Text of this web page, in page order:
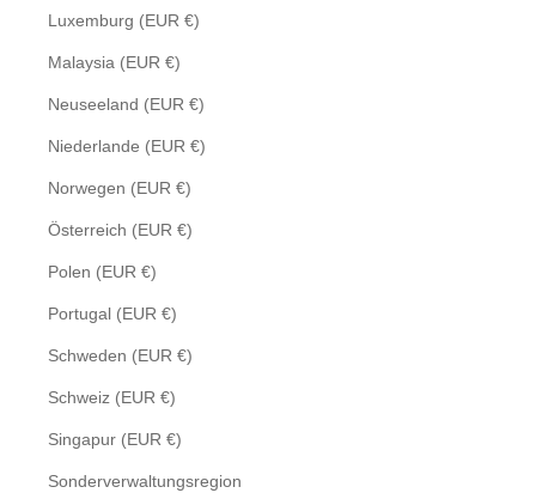
Luxemburg (EUR €)
Malaysia (EUR €)
Neuseeland (EUR €)
Niederlande (EUR €)
Norwegen (EUR €)
Österreich (EUR €)
Polen (EUR €)
Portugal (EUR €)
Schweden (EUR €)
Schweiz (EUR €)
Singapur (EUR €)
Sonderverwaltungsregion